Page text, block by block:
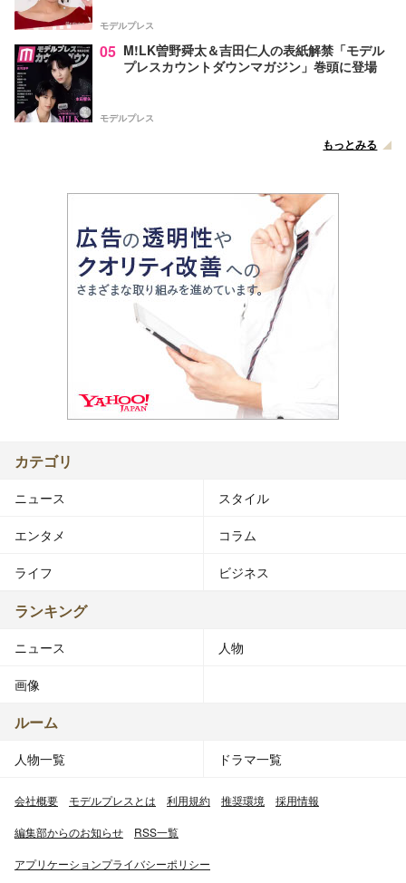
モデルプレス
05 M!LK曽野舜太＆吉田仁人の表紙解禁「モデル
プレスカウントダウンマガジン」巻頭に登場
モデルプレス
もっとみる
カテゴリ
ニュース スタイル
エンタメ コラム
ライフ ビジネス
ランキング
ニュース 人物
画像
ルーム
人物一覧 ドラマ一覧
会社概要 モデルプレスとは 利用規約 推奨環境 採用情報
編集部からのお知らせ RSS一覧
アプリケーションプライバシーポリシー